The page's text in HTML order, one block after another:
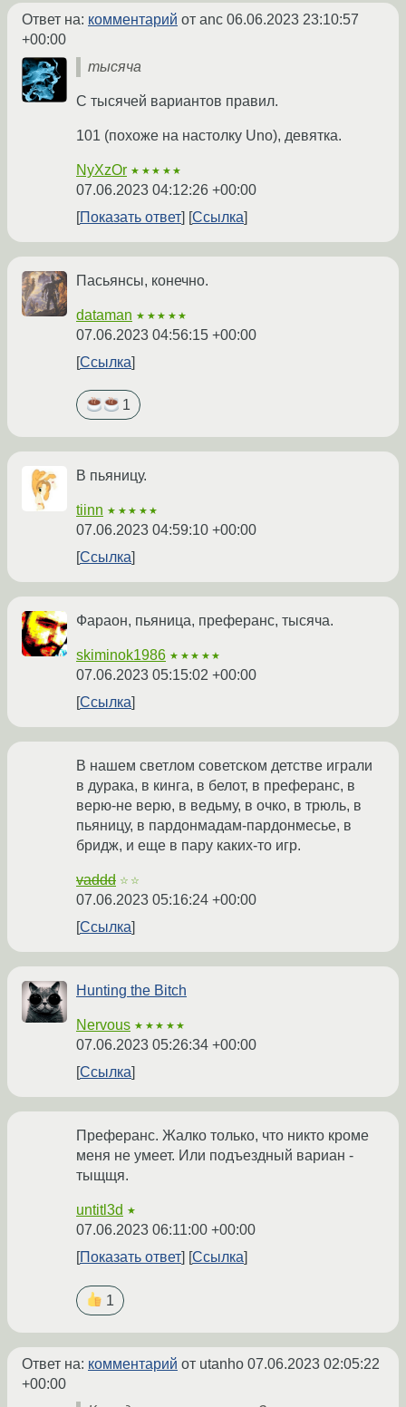
Ответ на: комментарий от anc 06.06.2023 23:10:57
+00:00
тысяча
С тысячей вариантов правил.
101 (похоже на настолку Uno), девятка.
NyXzOr ★★★★★
07.06.2023 04:12:26 +00:00
Показать ответ
Ссылка
Пасьянсы, конечно.
dataman ★★★★★
07.06.2023 04:56:15 +00:00
Ссылка
1
В пьяницу.
tiinn ★★★★★
07.06.2023 04:59:10 +00:00
Ссылка
Фараон, пьяница, преферанс, тысяча.
skiminok1986 ★★★★★
07.06.2023 05:15:02 +00:00
Ссылка
В нашем светлом советском детстве играли
в дурака, в кинга, в белот, в преферанс, в
верю-не верю, в ведьму, в очко, в трюль, в
пьяницу, в пардонмадам-пардонмесье, в
бридж, и еще в пару каких-то игр.
vaddd ☆☆
07.06.2023 05:16:24 +00:00
Ссылка
Hunting the Bitch
Nervous ★★★★★
07.06.2023 05:26:34 +00:00
Ссылка
Преферанс. Жалко только, что никто кроме
меня не умеет. Или подъездный вариан -
тыщщя.
untitl3d ★
07.06.2023 06:11:00 +00:00
Показать ответ
Ссылка
1
Ответ на: комментарий от utanho 07.06.2023 02:05:22
+00:00